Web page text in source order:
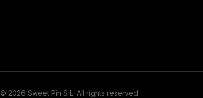
© 2026 Sweet Pin S.L. All rights reserved